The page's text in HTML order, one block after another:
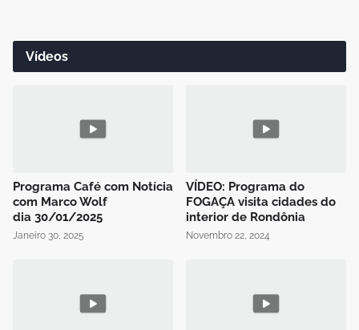
Vídeos
Programa Café com Notícia
com Marco Wolf
dia 30/01/2025
Janeiro 30, 2025
VÍDEO: Programa do
FOGAÇA visita cidades do
interior de Rondônia
Novembro 22, 2024